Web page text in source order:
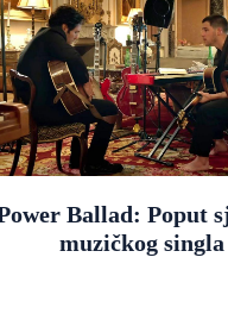
Ballad: Poput
muzičkog singla